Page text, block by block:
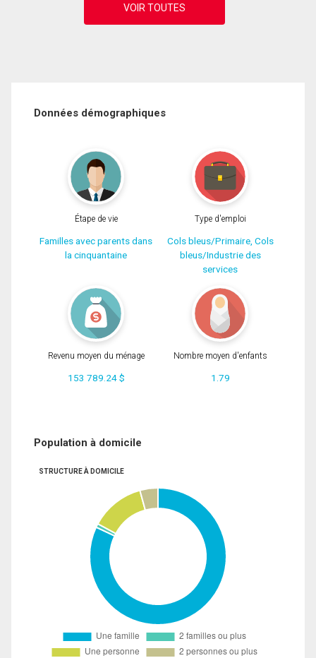
Données démographiques
Étape de vie
Familles avec parents dans
la cinquantaine
Type d'emploi
Cols bleus/Primaire, Cols
bleus/Industrie des
services
Revenu moyen du ménage
153 789.24 $
Nombre moyen d'enfants
1.79
Population à domicile
STRUCTURE À DOMICILE